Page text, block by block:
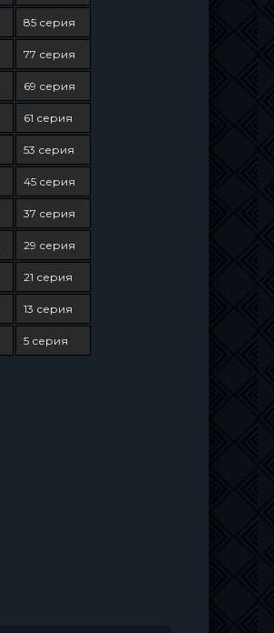
85 серия
77 серия
69 серия
61 серия
53 серия
45 серия
37 серия
29 серия
21 серия
13 серия
5 серия